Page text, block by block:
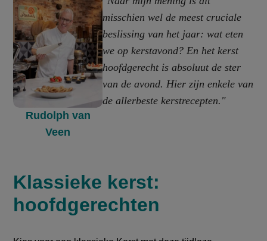
Rudolph van
Veen
misschien wel de meest cruciale
beslissing van het jaar: wat eten
we op kerstavond? En het kerst
hoofdgerecht is absoluut de ster
van de avond. Hier zijn enkele van
de allerbeste kerstrecepten."
Klassieke kerst:
hoofdgerechten